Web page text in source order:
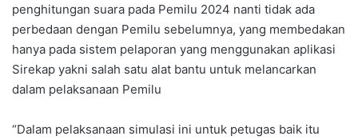
penghitungan suara pada Pemilu 2024 nanti tidak ada
perbedaan dengan Pemilu sebelumnya, yang membedakan
hanya pada sistem pelaporan yang menggunakan aplikasi
Sirekap yakni salah satu alat bantu untuk melancarkan
dalam pelaksanaan Pemilu
“Dalam pelaksanaan simulasi ini untuk petugas baik itu